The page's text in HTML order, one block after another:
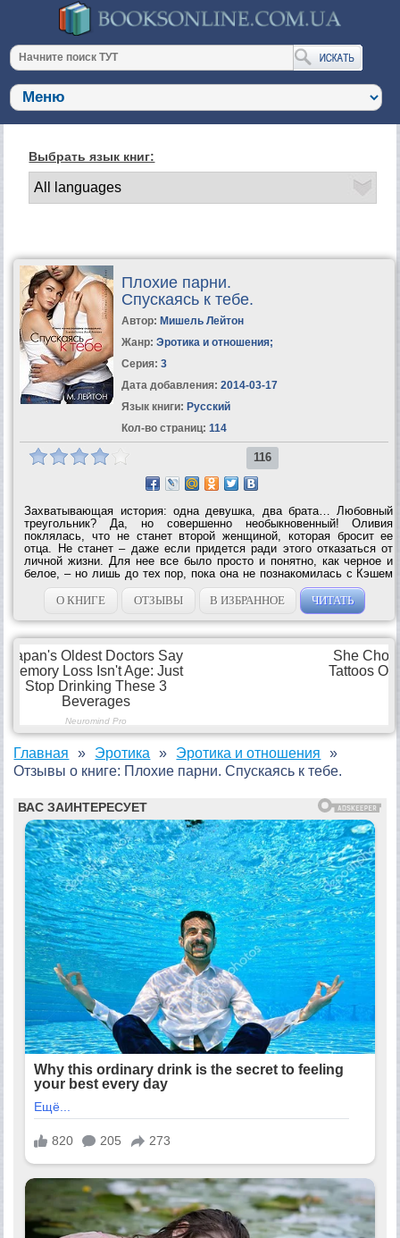
Выбрать язык книг:
Плохие парни.
Спускаясь к тебе.
Автор: Мишель Лейтон
Жанр: Эротика и отношения;
Серия: 3
Дата добавления: 2014-03-17
Язык книги: Русский
Кол-во страниц: 114
116
Захватывающая история: одна девушка, два брата… Любовный
треугольник? Да, но совершенно необыкновенный! Оливия
поклялась, что не станет второй женщиной, которая бросит ее
отца. Не станет – даже если придется ради этого отказаться от
личной жизни. Для нее все было просто и понятно, как черное и
белое, – но лишь до тех пор, пока она не познакомилась с Кэшем
и Нэшем, братьями-близнецами. Кэш – воплощенное желание:
опасный, сексуальный...
О КНИГЕ ОТЗЫВЫ В ИЗБРАННОЕ ЧИТАТЬ
Главная Эротика
Эротика и отношения
Отзывы о книге: Плохие парни. Спускаясь к тебе.